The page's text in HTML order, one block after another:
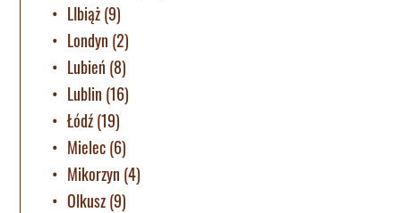
LIbiąż(9)
Londyn (2)
Lubień (8)
Lublin (16)
Łódź(19)
Mielec(6)
Mikorzyn (4)
Olkusz(9)